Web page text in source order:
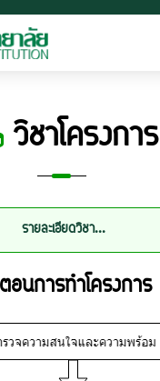
วิชาโครงการ
รายละเอียดวิชา...
อนการทำโครงการ